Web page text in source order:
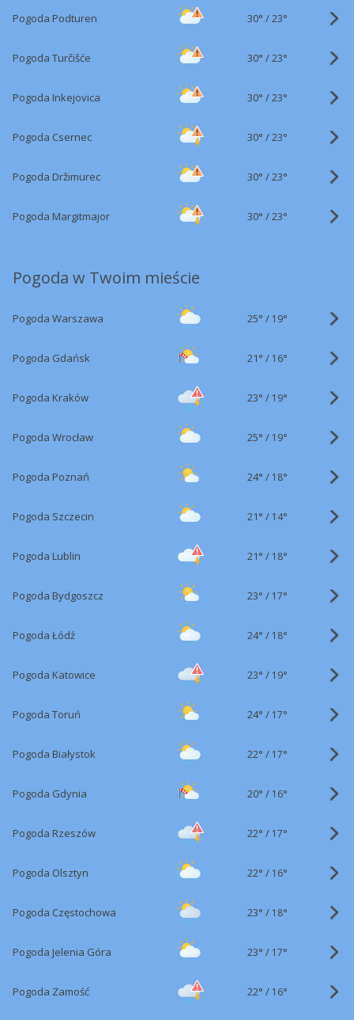
Pogoda Podturen 30° /23°
Pogoda Turčišće 30° /23°
Pogoda Inkejovica 30° /23°
Pogoda Csernec 30° /23°
Pogoda Držimurec 30° /23°
Pogoda Margitmajor 30° /23°
Pogoda w Twoim mieście
Pogoda Warszawa 25° / 19°
Pogoda Gdańsk 21° / 16°
Pogoda Kraków 23° / 19°
Pogoda Wrocław 25° / 19°
Pogoda Poznań 24° / 18°
Pogoda Szczecin 21° / 14°
Pogoda Lublin 21° / 18°
Pogoda Bydgoszcz 23° / 17°
Pogoda Łódź 24° / 18°
Pogoda Katowice 23° / 19°
Pogoda Toruń 24° / 17°
Pogoda Białystok 22° / 17°
Pogoda Gdynia 20° / 16°
Pogoda Rzeszów 22° / 17°
Pogoda Olsztyn 22° / 16°
Pogoda Częstochowa 23° / 18°
Pogoda Jelenia Góra 23° / 17°
Pogoda Zamość 22° / 16°